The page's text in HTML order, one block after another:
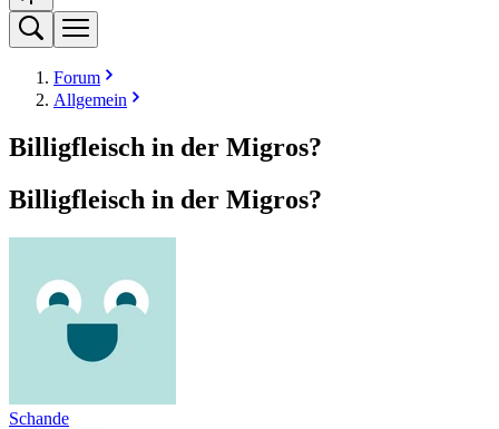
Forum
Allgemein
Billigfleisch in der Migros?
Billigfleisch in der Migros?
Schande